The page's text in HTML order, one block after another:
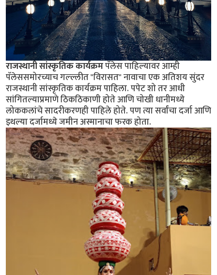
राजस्थानी सांस्कृतिक कार्यक्रमपॅलेस पाहिल्यावर आम्ही
पॅलेससमोरच्याच गल्ल्लीत "विरासत" नावाचा एक अतिशय सुंदर
राजस्थानी सांस्कृतिक कार्यक्रम पाहिला. पपेट शो तर आधी
सांगितल्याप्रमाणे ठिकठिकाणी होते आणि चोखी धानीमध्ये
लोककलांचे सादरीकरणही पाहिले होते. पण त्या सर्वांचा दर्जा आणि
इथल्या दर्जामध्ये जमीन अस्मानाचा फरक होता.